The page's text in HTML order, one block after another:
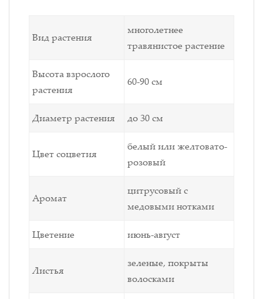
Вид растения
многолетнее
травянистое растение
Высота взрослого
растения
60-90 см
Диаметр растения до 30 см
Цвет соцветия
белый или желтовато-
розовый
Аромат
цитрусовый с
медовыми нотками
Цветение июнь-август
Листья
зеленые, покрыты
волосками